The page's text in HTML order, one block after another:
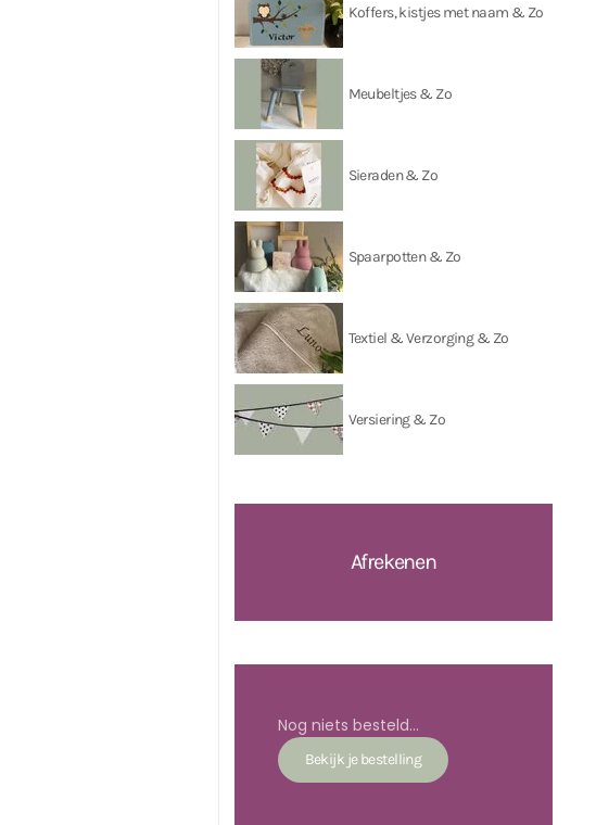
Koffers, kistjes met naam & Zo
Meubeltjes & Zo
Sieraden & Zo
Spaarpotten & Zo
Textiel & Verzorging & Zo
Versiering & Zo
Afrekenen
Nog niets besteld...